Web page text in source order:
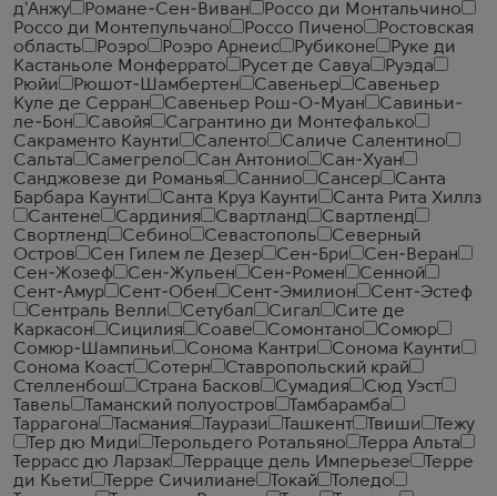
д'Анжу
Романе-Сен-Виван
Россо ди Монтальчино
Россо ди Монтепульчано
Россо Пичено
Ростовская
область
Роэро Роэро Арнеис Рубиконе
Руке ди
Кастаньоле Монферрато
Русет де Савуа
Руэда
Рюйи
Рюшот-Шамбертен Савеньер
Савеньер
Куле де Серран
Савеньер Рош-О-Муан
Савиньи-
ле-Бон
Савойя
Сагрантино ди Монтефалько
Сакраменто Каунти
Саленто
Саличе Салентино
Сальта
Самегрело Сан Антонио
Сан-Хуан
Санджовезе ди Романья
Саннио Сансер
Санта
Барбара Каунти
Санта Круз Каунти
Санта Рита Хиллз
Сантене
Сардиния Свартланд
Свартленд
Свортленд
Себино Севастополь
Северный
Остров
Сен Гилем ле Дезер Сен-Бри
Сен-Веран
Сен-Жозеф
Сен-Жульен Сен-Ромен
Сенной
Сент-Амур
Сент-Обен Сент-Эмилион
Сент-Эстеф
Сентраль Велли
Сетубал Сигал
Сите де
Каркасон
Сицилия Соаве Сомонтано
Сомюр
Сомюр-Шампиньи
Сонома Кантри
Сонома Каунти
Сонома Коаст
Сотерн
Ставропольский край
Стелленбош
Страна Басков Сумадия
Сюд Уэст
Тавель
Таманский полуостров
Тамбарамба
Таррагона
Тасмания Таурази Ташкент Твиши
Тежу
Тер дю Миди
Терольдего Ротальяно
Терра Альта
Террасс дю Ларзак
Террацце дель Имперьезе
Терре
ди Кьети
Терре Сичилиане Токай
Толедо